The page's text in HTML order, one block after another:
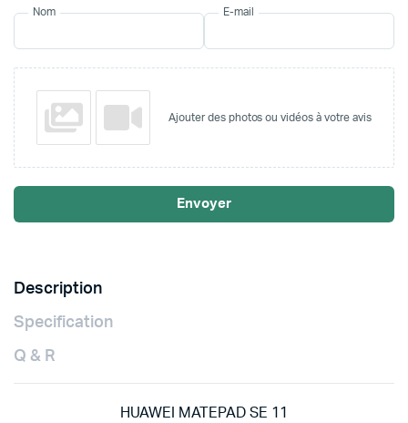
Nom E-mail
Ajouter des photos ou vidéos à votre avis
Envoyer
Description
Specification
Q & R
HUAWEI MATEPAD SE 11